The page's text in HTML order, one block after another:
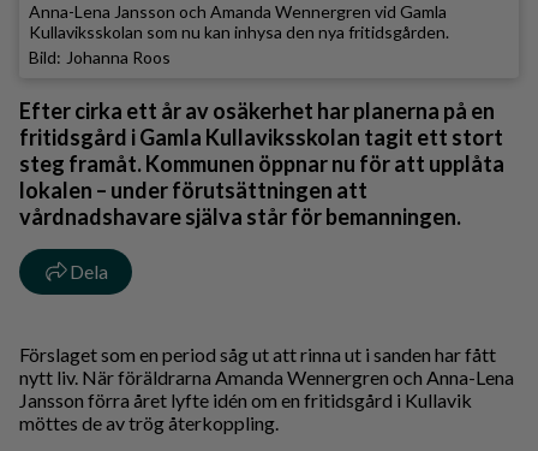
Anna-Lena Jansson och Amanda Wennergren vid Gamla
Kullaviksskolan som nu kan inhysa den nya fritidsgården.
Johanna Roos
Efter cirka ett år av osäkerhet har planerna på en
fritidsgård i Gamla Kullaviksskolan tagit ett stort
steg framåt. Kommunen öppnar nu för att upplåta
lokalen – under förutsättningen att
vårdnadshavare själva står för bemanningen.
Dela
Förslaget som en period såg ut att rinna ut i sanden har fått
nytt liv. När föräldrarna Amanda Wennergren och Anna-Lena
Jansson förra året lyfte idén om en fritidsgård i Kullavik
möttes de av trög återkoppling.